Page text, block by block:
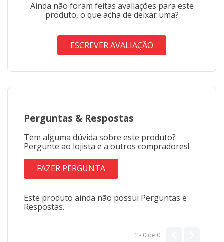
Ainda não foram feitas avaliações para este
produto, o que acha de deixar uma?
ESCREVER AVALIAÇÃO
Perguntas & Respostas
Tem alguma dúvida sobre este produto?
Pergunte ao lojista e a outros compradores!
FAZER PERGUNTA
Este produto ainda não possui Perguntas e
Respostas.
1 - 0 de 0